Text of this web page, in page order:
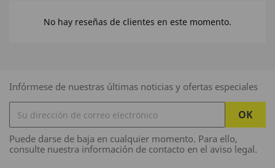
No hay reseñas de clientes en este momento.
Infórmese de nuestras últimas noticias y ofertas especiales
Puede darse de baja en cualquier momento. Para ello,
consulte nuestra información de contacto en el aviso legal.